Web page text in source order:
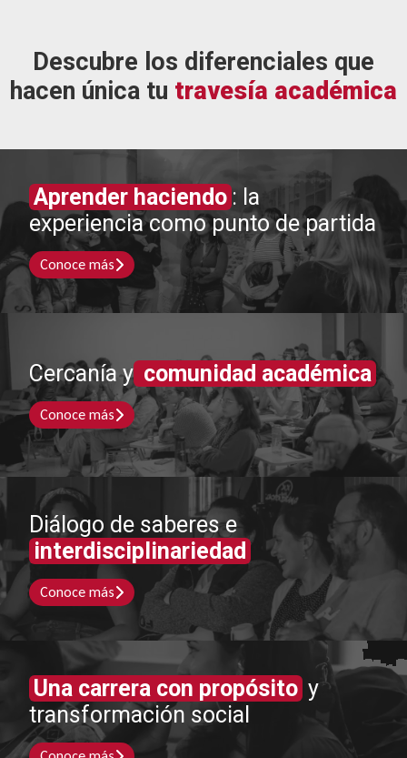
Descubre los diferenciales que
hacen única tu travesía académica
Aprender haciendo : la
experiencia como punto de partida
Conoce más
Cercanía y comunidad académica
Conoce más
Diálogo de saberes e
interdisciplinariedad
Conoce más
Una carrera con propósito y
transformación social